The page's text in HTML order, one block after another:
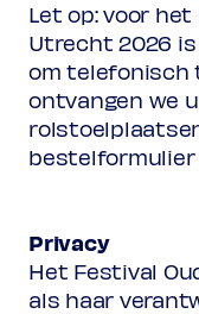
Let op: voor
Utrecht 2026 is
om telefonisch
ontvangen we
bestelformulier
Privacy
Het Festival
als haar